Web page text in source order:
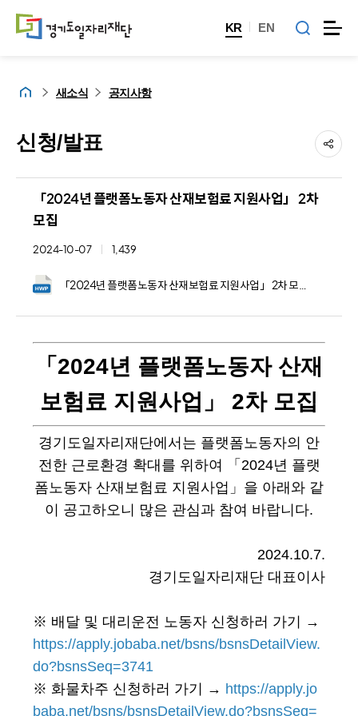
KR EN
홈 새소식 공지사항
신청/발표
「2024년 플랫폼노동자 산재보험료 지원사업」 2차
모집
2024-10-07 1,439
「2024년 플랫폼노동자 산재
보험료 지원사업」 2차 모집
경기도일자리재단에서는 플랫폼노동자의 안
전한 근로환경 확대를 위하여 「2024년 플랫
폼노동자 산재보험료 지원사업」을 아래와 같
이 공고하오니 많은 관심과 참여 바랍니다.
2024.10.7.
경기도일자리재단 대표이사
※ 배달 및 대리운전 노동자 신청하러 가기 →
https://apply.jobaba.net/bsns/bsnsDetailView.
do?bsnsSeq=3741
※ 화물차주 신청하러 가기 → https://apply.jo
baba.net/bsns/bsnsDetailView.do?bsnsSeq=